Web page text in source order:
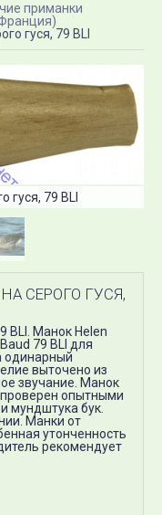
приманки
гуся, 79 BLI
гуся, 79 BLI
СЕРОГО ГУСЯ,
BLI. Манок Helen
79 BLI для
одинарный
выточено из
звучание. Манок
проверен опытными
мундштука бук.
Манки от
утонченность
рекомендует